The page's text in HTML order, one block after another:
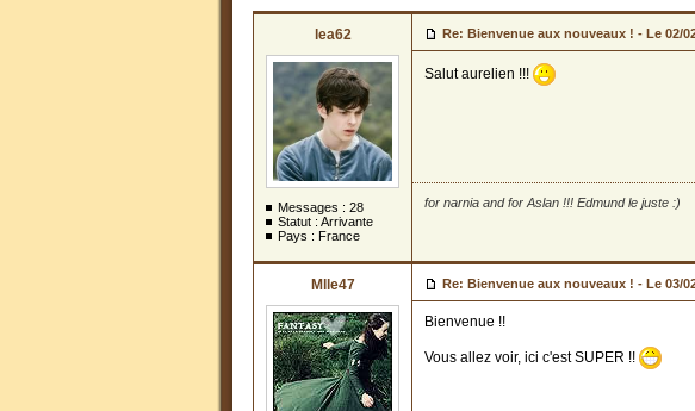
lea62
Messages : 28
Statut : Arrivante
Pays : France
Re: Bienvenue aux nouveaux ! - Le 02/
Salut aurelien !!!
for narnia and for Aslan !!! Edmund le juste :)
Mlle47 Re: Bienvenue aux nouveaux ! - Le 03/
Bienvenue !!
Vous allez voir, ici c'est SUPER !!